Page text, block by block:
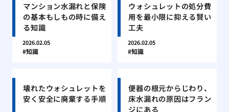
マンション水漏れと保険
の基本もしもの時に備え
る知識
2026.02.05
知識
ウォシュレットの処分費
用を最小限に抑える賢い
工夫
2026.02.05
知識
壊れたウォシュレットを
安く安全に廃棄する手順
便器の根元からじわり、
床水漏れの原因はフラン
ジにある